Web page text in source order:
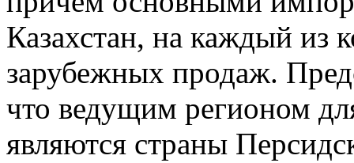
Казахстан, на каждый из
зарубежных продаж.
что ведущим регионом
являются страны